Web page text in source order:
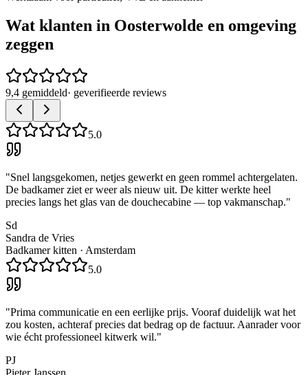
Wat klanten in Oosterwolde en omgeving
zeggen
9,4 gemiddeld· geverifieerde reviews
5.0
"Snel langsgekomen, netjes gewerkt en geen rommel achtergelaten.
De badkamer ziet er weer als nieuw uit. De kitter werkte heel
precies langs het glas van de douchecabine — top vakmanschap."
Sd
Sandra de Vries
Badkamer kitten · Amsterdam
5.0
"Prima communicatie en een eerlijke prijs. Vooraf duidelijk wat het
zou kosten, achteraf precies dat bedrag op de factuur. Aanrader voor
wie écht professioneel kitwerk wil."
PJ